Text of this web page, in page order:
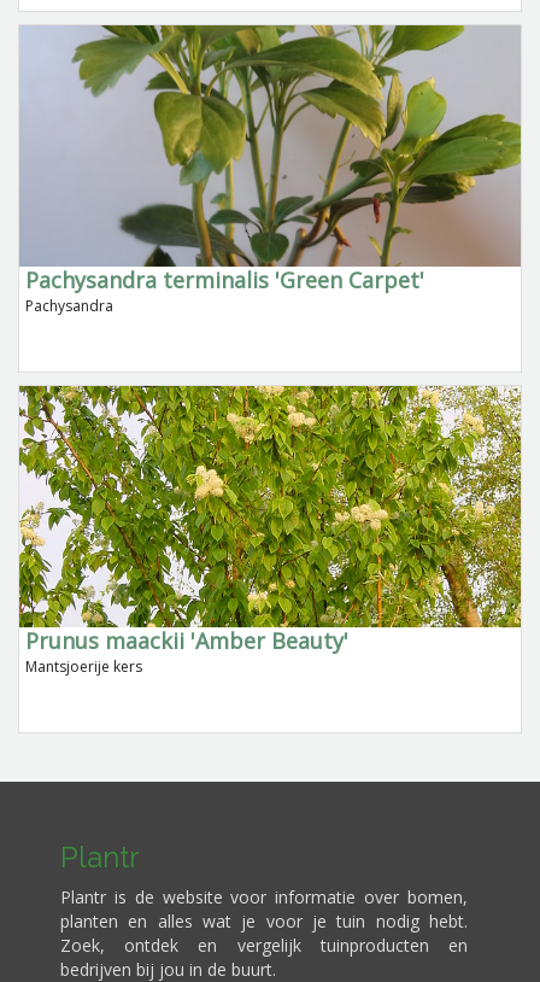
Pachysandra terminalis 'Green Carpet'
Pachysandra
Prunus maackii 'Amber Beauty'
Mantsjoerije kers
Plantr
Plantr is de website voor informatie over bomen,
planten en alles wat je voor je tuin nodig hebt.
Zoek, ontdek en vergelijk tuinproducten en
bedrijven bij jou in de buurt.